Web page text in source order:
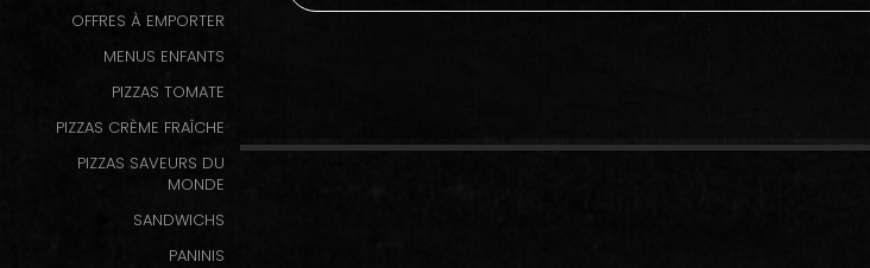
Programme
Fidélité
Vos
Avis
Zones
OFFRES À EMPORTER
MENUS ENFANTS
PIZZAS TOMATE
PIZZAS CRÈME FRAÎCHE
PIZZAS SAVEURS DU
MONDE
SANDWICHS
PANINIS